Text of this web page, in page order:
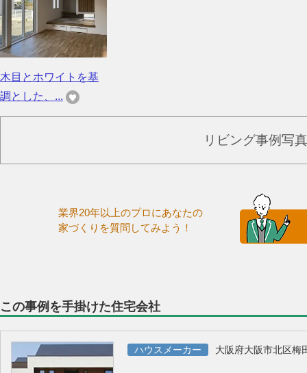
木目とホワイトを基
調とした、...
リビング事例写
業界20年以上のプロにあなたの
家づくりを質問してみよう！
この事例を手掛けた住宅会社
ハウスメーカー 大阪府大阪市北区梅